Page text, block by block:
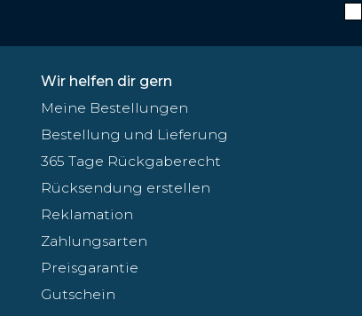
Wir helfen dir gern
Meine Bestellungen
Bestellung und Lieferung
365 Tage Rückgaberecht
Rücksendung erstellen
Reklamation
Zahlungsarten
Preisgarantie
Gutschein